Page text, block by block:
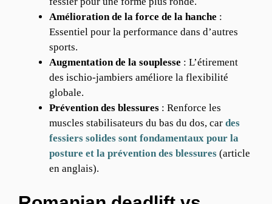
Amélioration de la force de la hanche :
Essentiel pour la performance dans d’autres
sports.
Augmentation de la souplesse : L’étirement
des ischio-jambiers améliore la flexibilité
globale.
Prévention des blessures : Renforce les
muscles stabilisateurs du bas du dos, car des
fessiers solides sont fondamentaux pour la
posture et la prévention des blessures (article
en anglais).